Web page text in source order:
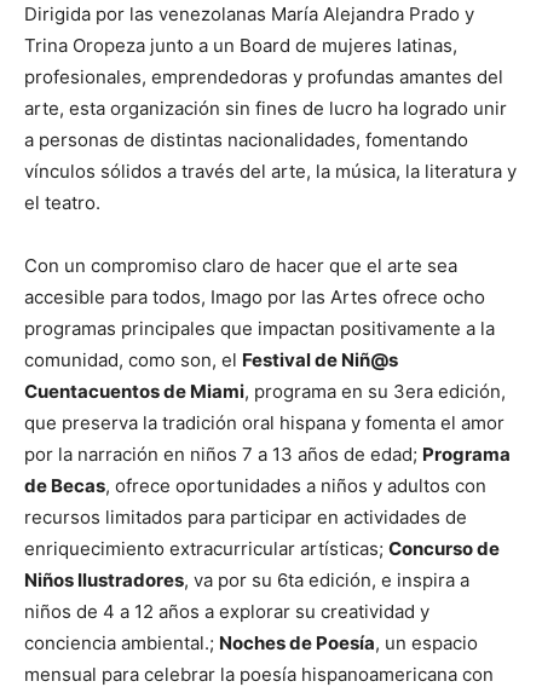
Dirigida por las venezolanas María Alejandra Prado y
Trina Oropeza junto a un Board de mujeres latinas,
profesionales, emprendedoras y profundas amantes del
arte, esta organización sin fines de lucro ha logrado unir
a personas de distintas nacionalidades, fomentando
vínculos sólidos a través del arte, la música, la literatura y
el teatro.
Con un compromiso claro de hacer que el arte sea
accesible para todos, Imago por las Artes ofrece ocho
programas principales que impactan positivamente a la
comunidad, como son, el Festival de Niñ@s
Cuentacuentos de Miami, programa en su 3era edición,
que preserva la tradición oral hispana y fomenta el amor
por la narración en niños 7 a 13 años de edad; Programa
de Becas, ofrece oportunidades a niños y adultos con
recursos limitados para participar en actividades de
enriquecimiento extracurricular artísticas; Concurso de
Niños Ilustradores, va por su 6ta edición, e inspira a
niños de 4 a 12 años a explorar su creatividad y
conciencia ambiental.; Noches de Poesía, un espacio
mensual para celebrar la poesía hispanoamericana con